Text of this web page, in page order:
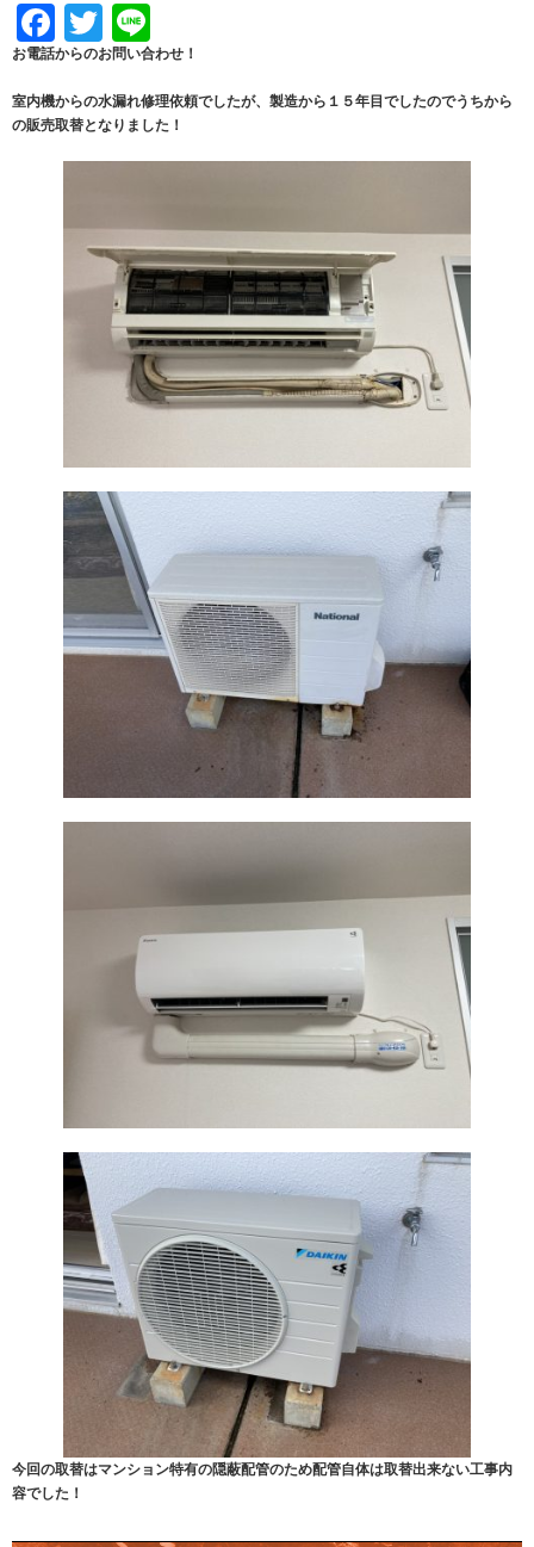
Facebook
Twitter
お電話からのお問い合わせ！
室内機からの水漏れ修理依頼でしたが、製造から１５年目でしたのでうちから
の販売取替となりました！
今回の取替はマンション特有の隠蔽配管のため配管自体は取替出来ない工事内
容でした！